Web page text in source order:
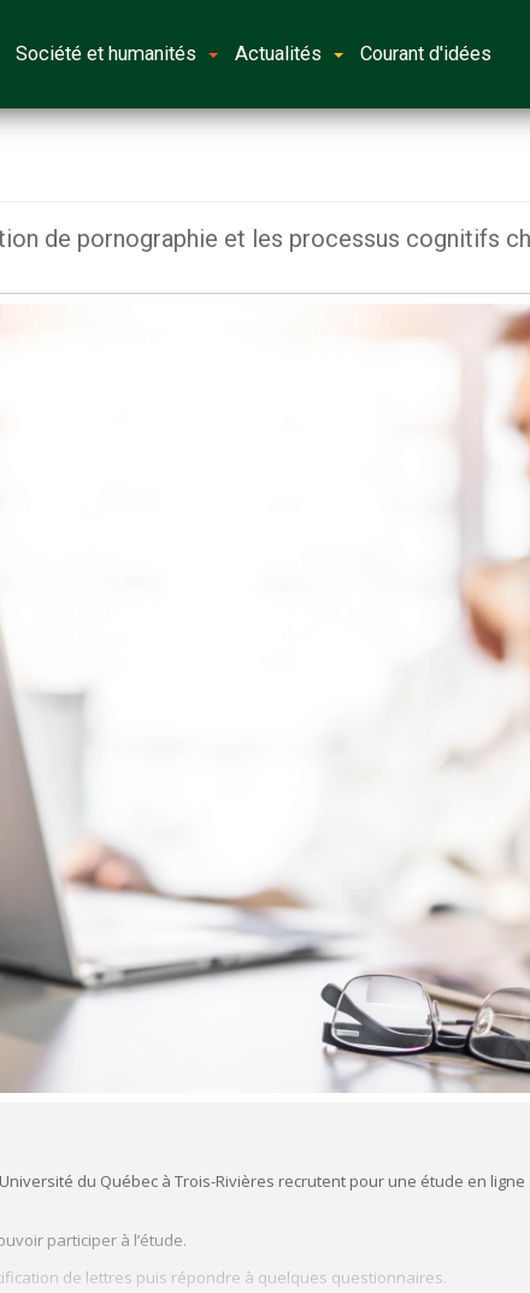
Société et humanités Actualités Courant d'idées
de pornographie et les processus cognitifs
du Québec à Trois-Rivières recrutent pour une étude en
participer à l’étude.
de lettres puis répondre à quelques questionnaires.